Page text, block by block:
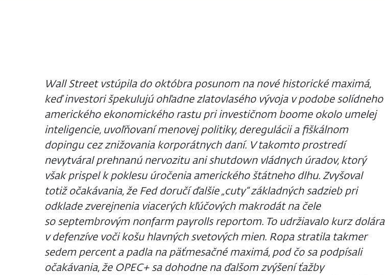
Wall Street vstúpila do októbra posunom na nové historické maximá,
keď investori špekulujú ohľadne zlatovlasého vývoja v podobe solídneho
amerického ekonomického rastu pri investičnom boome okolo umelej
inteligencie, uvoľňovaní menovej politiky, deregulácii a fiškálnom
dopingu cez znižovania korporátnych daní. V takomto prostredí
nevytváral prehnanú nervozitu ani shutdown vládnych úradov, ktorý
však prispel k poklesu úročenia amerického štátneho dlhu. Zvyšoval
totiž očakávania, že Fed doručí ďalšie „cuty“ základných sadzieb pri
odklade zverejnenia viacerých kľúčových makrodát na čele
so septembrovým nonfarm payrolls reportom. To udržiavalo kurz dolára
v defenzíve voči košu hlavných svetových mien. Ropa stratila takmer
sedem percent a padla na päťmesačné maximá, pod čo sa podpísali
očakávania, že OPEC+ sa dohodne na ďalšom zvýšení ťažby